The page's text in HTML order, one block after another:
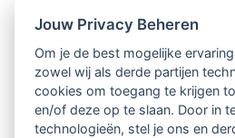
Intervisie met
Netwerk van 2100
regio's
Jouw Privacy Beheren
Om je de best mogelijke
zowel wij als derde partijen
cookies om toegang te krijgen
en/of deze op te slaan. Door in
technologieën, stel je ons en